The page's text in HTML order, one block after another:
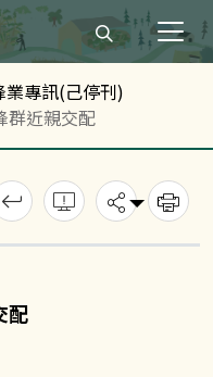
打開搜尋輸入
業專訊(己停刊)
群近親交配
回上一頁錯誤回報
分享
列
配